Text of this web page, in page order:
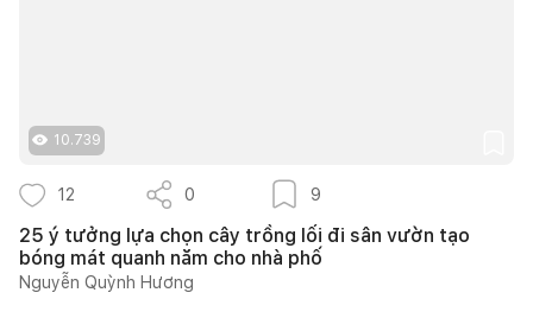
10.739
12 0 9
25 ý tưởng lựa chọn cây trồng lối đi sân vườn tạo
bóng mát quanh năm cho nhà phố
Nguyễn Quỳnh Hương